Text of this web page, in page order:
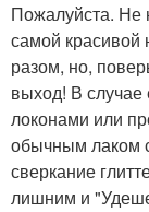
Пожалуйста. Не
самой красивой
разом, но,
выход! В случае
локонами или
обычным лаком
сверкание
лишним и